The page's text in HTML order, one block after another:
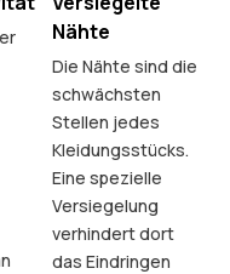
Nähte
Die Nähte sind die
schwächsten
Stellen jedes
Kleidungsstücks.
Eine spezielle
Versiegelung
verhindert dort
das Eindringen